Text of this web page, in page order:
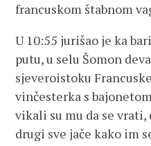
francuskom štabnom
U 10:55 jurišao je ka
putu, u selu Šomon
sjeveroistoku
vinčesterka s
vikali su mu da se vrati,
drugi sve jače kako im